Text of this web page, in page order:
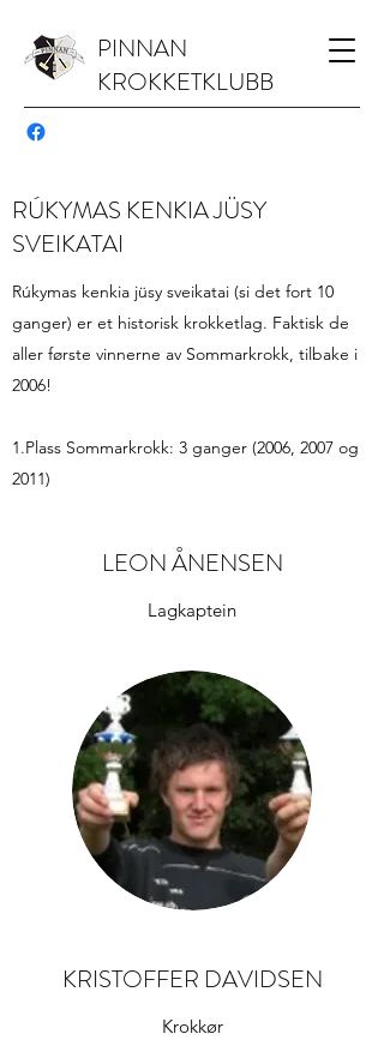
PINNAN
KROKKETKLUBB
RÚKYMAS KENKIA JÜSY
SVEIKATAI
Rúkymas kenkia jüsy sveikatai (si det fort 10
ganger) er et historisk krokketlag. Faktisk de
aller første vinnerne av Sommarkrokk, tilbake i
2006!
1.Plass Sommarkrokk: 3 ganger (2006, 2007 og
2011)
LEON ÅNENSEN
Lagkaptein
KRISTOFFER DAVIDSEN
Krokkør